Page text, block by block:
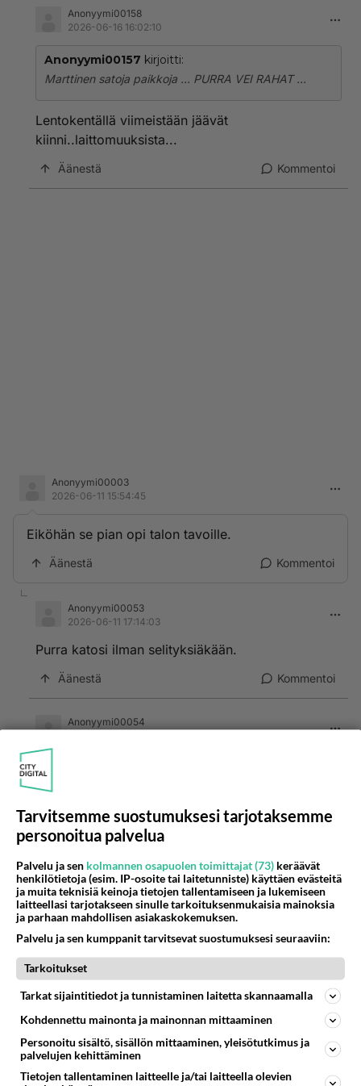
Anonyymi00158
2026-06-16 16:02:10
Anonyymi00157 kirjoitti:
Marttinen satoja paikkoja ... PURRA VEI RAHAT ...
Lentokentällä viimeistään jäävät
kiinni..laittomuuksista...
Äänestä Kommentoi
Anonyymi00003
2026-06-11 15:54:45
Eiköhän se pian opi talon tavoille.
Äänestä Kommentoi
Anonyymi00053
2026-06-11 17:14:03
Purra katosi ilman selityksiäkään.
Äänestä Kommentoi
Anonyymi00054
Anonyymi00053
Purra katosi ilman selityksiäkään.
Heikko hallitus..
Anonyymi00083
2026-06-11 18:31:15
Hallitus ämmät pakenee jopa kyselytunnilta.. ja
ORPO YHTYY....
Äänestä Kommentoi
2026-06-11 19:21:04
Aivan kaiken..taas..
Tarvitsemme suostumuksesi tarjotaksemme
personoitua palvelua
Palvelu ja sen kolmannen osapuolen toimittajat (73) keräävät
henkilötietoja (esim. IP-osoite tai laitetunniste) käyttäen evästeitä
ja muita teknisiä keinoja tietojen tallentamiseen ja lukemiseen
laitteellasi tarjotakseen sinulle tarkoituksenmukaisia mainoksia
ja parhaan mahdollisen asiakaskokemuksen.
Palvelu ja sen kumppanit tarvitsevat suostumuksesi seuraaviin:
Tarkoitukset
Tarkat sijaintitiedot ja tunnistaminen laitetta skannaamalla
Kohdennettu mainonta ja mainonnan mittaaminen
Personoitu sisältö, sisällön mittaaminen, yleisötutkimus ja
palvelujen kehittäminen
Tietojen tallentaminen laitteelle ja/tai laitteella olevien